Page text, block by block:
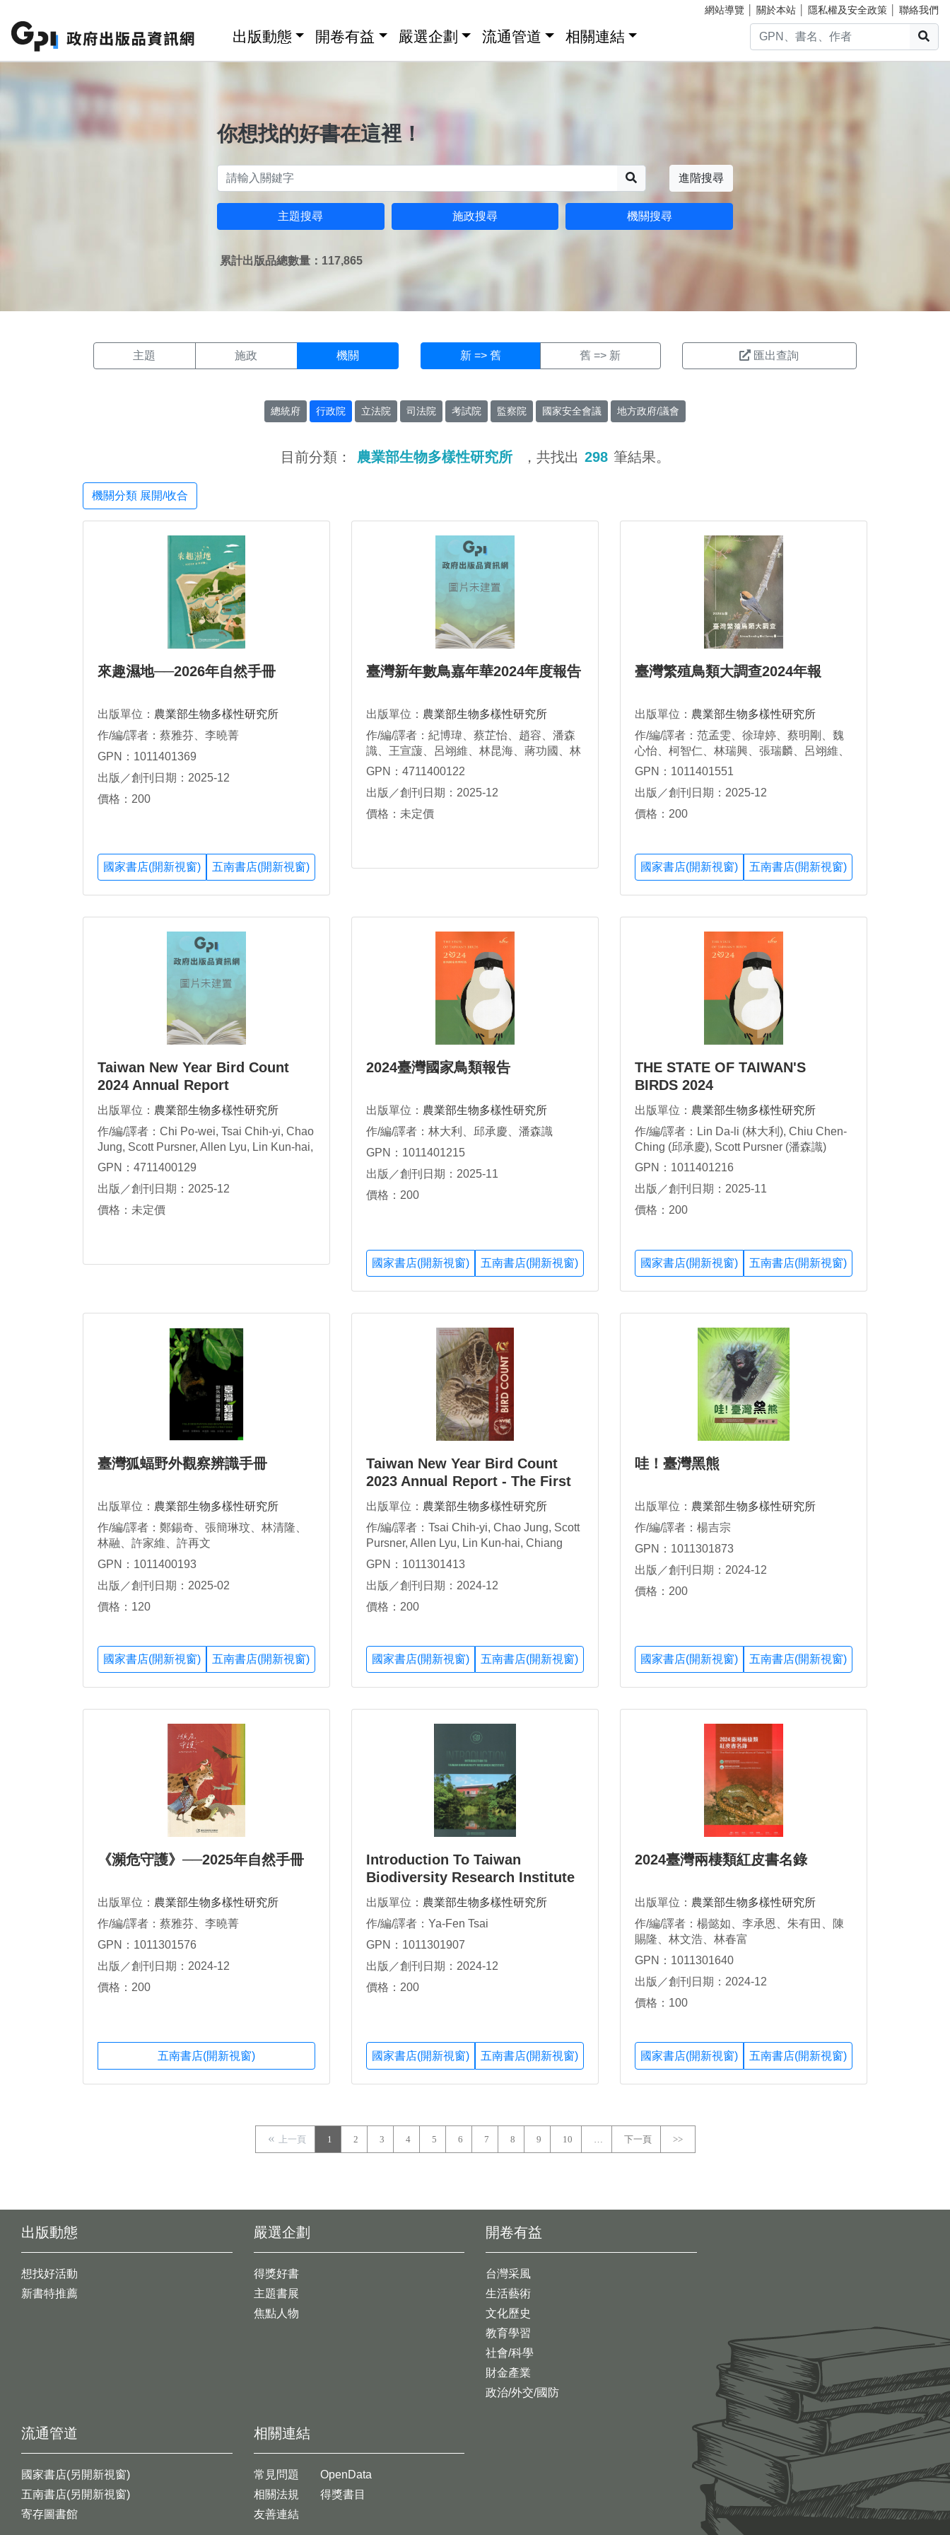
網站導覽 關於本站 隱私權及安全政策 聯絡我們
出版動態 開卷有益 嚴選企劃 流通管道 相關連結
你想找的好書在這裡！
進階搜尋
主題搜尋 施政搜尋 機關搜尋
累計出版品總數量：117,865
主題 施政 機關 新 => 舊 舊 => 新 匯出查詢
總統府 行政院 立法院 司法院 考試院 監察院 國家安全會議 地方政府/議會
目前分類： 農業部生物多樣性研究所 ，共找出 298 筆結果。
機關分類 展開/收合
來趣濕地──2026年自然手冊
出版單位： 農業部生物多樣性研究所
作/編/譯者：蔡雅芬、李曉菁
GPN：1011401369
出版／創刊日期：2025-12
價格：200
國家書店(開新視窗) 五南書店(開新視窗)
臺灣新年數鳥嘉年華2024年度報告
出版單位： 農業部生物多樣性研究所
作/編/譯者：紀博瑋、蔡芷怡、趙容、潘森
識、王宣蘐、呂翊維、林昆海、蔣功國、林
瑞興、林大利
GPN：4711400122
出版／創刊日期：2025-12
價格：未定價
臺灣繁殖鳥類大調查2024年報
出版單位： 農業部生物多樣性研究所
作/編/譯者：范孟雯、徐瑋婷、蔡明剛、魏
心怡、柯智仁、林瑞興、張瑞麟、呂翊維、
李培芬
GPN：1011401551
出版／創刊日期：2025-12
價格：200
國家書店(開新視窗) 五南書店(開新視窗)
Taiwan New Year Bird Count
2024 Annual Report
出版單位： 農業部生物多樣性研究所
作/編/譯者：Chi Po-wei, Tsai Chih-yi, Chao
Jung, Scott Pursner, Allen Lyu, Lin Kun-hai,
Chiang Kung-kuo, Lin Ruey-shing, Lin Da-
GPN：4711400129
出版／創刊日期：2025-12
價格：未定價
2024臺灣國家鳥類報告
出版單位： 農業部生物多樣性研究所
作/編/譯者：林大利、邱承慶、潘森識
GPN：1011401215
出版／創刊日期：2025-11
價格：200
國家書店(開新視窗) 五南書店(開新視窗)
THE STATE OF TAIWAN'S
BIRDS 2024
出版單位： 農業部生物多樣性研究所
作/編/譯者：Lin Da-li (林大利), Chiu Chen-
Ching (邱承慶), Scott Pursner (潘森識)
GPN：1011401216
出版／創刊日期：2025-11
價格：200
國家書店(開新視窗) 五南書店(開新視窗)
臺灣狐蝠野外觀察辨識手冊
出版單位： 農業部生物多樣性研究所
作/編/譯者：鄭錫奇、張簡琳玟、林清隆、
林融、許家維、許再文
GPN：1011400193
出版／創刊日期：2025-02
價格：120
國家書店(開新視窗) 五南書店(開新視窗)
Taiwan New Year Bird Count
2023 Annual Report - The First
Decade Milestone
出版單位： 農業部生物多樣性研究所
作/編/譯者：Tsai Chih-yi, Chao Jung, Scott
Pursner, Allen Lyu, Lin Kun-hai, Chiang
Kung-kuo, Lin Ruey-shing, Lin Da-li
GPN：1011301413
出版／創刊日期：2024-12
價格：200
國家書店(開新視窗) 五南書店(開新視窗)
哇！臺灣黑熊
出版單位： 農業部生物多樣性研究所
作/編/譯者：楊吉宗
GPN：1011301873
出版／創刊日期：2024-12
價格：200
國家書店(開新視窗) 五南書店(開新視窗)
《瀕危守護》──2025年自然手冊
出版單位： 農業部生物多樣性研究所
作/編/譯者：蔡雅芬、李曉菁
GPN：1011301576
出版／創刊日期：2024-12
價格：200
五南書店(開新視窗)
Introduction To Taiwan
Biodiversity Research Institute
出版單位： 農業部生物多樣性研究所
作/編/譯者：Ya-Fen Tsai
GPN：1011301907
出版／創刊日期：2024-12
價格：200
國家書店(開新視窗) 五南書店(開新視窗)
2024臺灣兩棲類紅皮書名錄
出版單位： 農業部生物多樣性研究所
作/編/譯者：楊懿如、李承恩、朱有田、陳
賜隆、林文浩、林春富
GPN：1011301640
出版／創刊日期：2024-12
價格：100
國家書店(開新視窗) 五南書店(開新視窗)
上一頁 1 2 3 4 5 6 7 8 9 10 下一頁 >>
出版動態
想找好活動
新書特推薦
開卷有益
台灣采風
生活藝術
文化歷史
教育學習
社會/科學
財金產業
政治/外交/國防
嚴選企劃
得獎好書
主題書展
焦點人物
流通管道
國家書店(另開新視窗)
五南書店(另開新視窗)
寄存圖書館
相關連結
常見問題
相關法規
友善連結
OpenData
得獎書目